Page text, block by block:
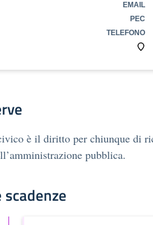
EMAIL
PEC
TELEFONO
è il diritto per chiunque di
pubblica.
scadenze